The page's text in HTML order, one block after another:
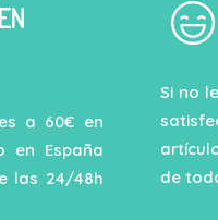
a 60€ en
en España
las 24/48h
Si no
de